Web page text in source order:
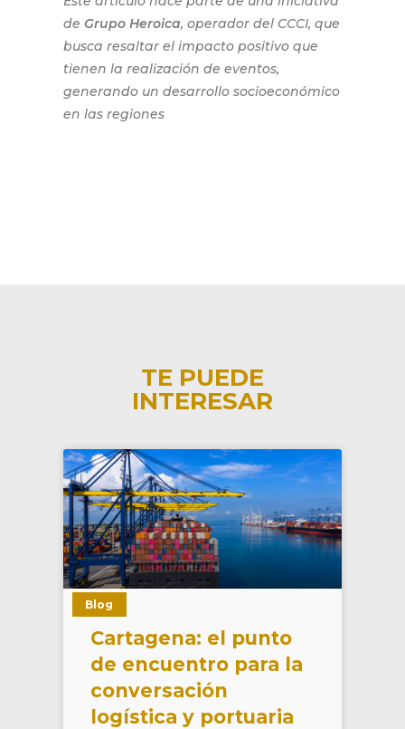
de Grupo Heroica, operador del CCCI, que
busca resaltar el impacto positivo que
tienen la realización de eventos,
generando un desarrollo socioeconómico
en las regiones
TE PUEDE
INTERESAR
Blog
Cartagena: el punto
de encuentro para la
conversación
logística y portuaria